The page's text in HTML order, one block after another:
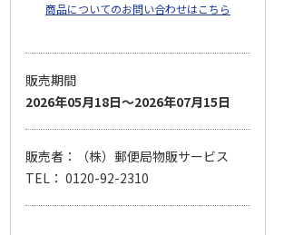
商品についてのお問い合わせはこちら
販売期間
2026年05月18日～2026年07月15日
販売者：（株）郵便局物販サービス
TEL： 0120-92-2310